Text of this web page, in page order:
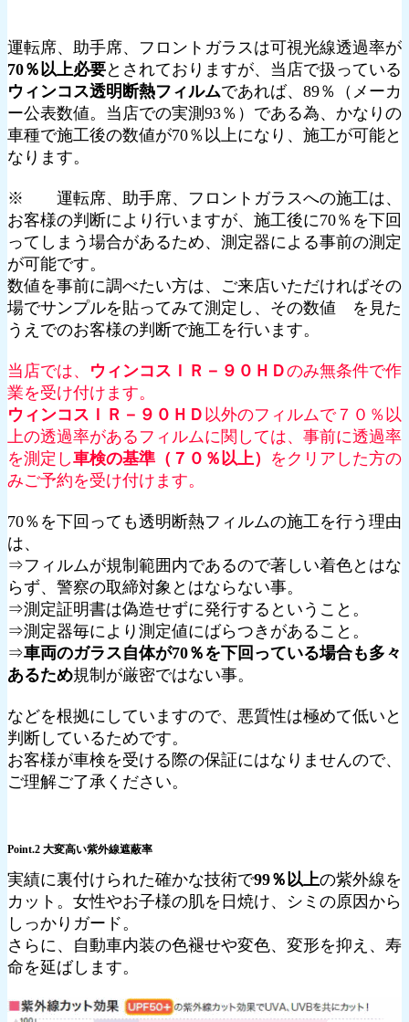
運転席、助手席、フロントガラスは可視光線透過率が
70％以上必要とされておりますが、当店で扱っている
ウィンコス透明断熱フィルムであれば、89％（メーカ
ー公表数値。当店での実測93％）である為、かなりの
車種で施工後の数値が70％以上になり、施工が可能と
なります。
※ 運転席、助手席、フロントガラスへの施工は、
お客様の判断により行いますが、施工後に70％を下回
ってしまう場合があるため、測定器による事前の測定
が可能です。
数値を事前に調べたい方は、ご来店いただければその
場でサンプルを貼ってみて測定し、その数値 を見た
うえでのお客様の判断で施工を行います。
当店では、 ウィンコスＩＲ－９０ＨＤのみ無条件で作
業を受け付けます。
ウィンコスＩＲ－９０ＨＤ 以外のフィルムで７０％以
上の透過率があるフィルムに関しては、事前に透過率
を測定し車検の基準（７０％以上） をクリアした方の
みご予約を受け付けます。
70％を下回っても透明断熱フィルムの施工を行う理由
は、
⇒フィルムが規制範囲内であるので著しい着色とはな
らず、警察の取締対象とはならない事。
⇒測定証明書は偽造せずに発行するということ。
⇒測定器毎により測定値にばらつきがあること。
⇒車両のガラス自体が70％を下回っている場合も多々
あるため規制が厳密ではない事。
などを根拠にしていますので、悪質性は極めて低いと
判断しているためです。
お客様が車検を受ける際の保証にはなりませんので、
ご理解ご了承ください。
Point.2 大変高い紫外線遮蔽率
実績に裏付けられた確かな技術で99％以上の紫外線を
カット。女性やお子様の肌を日焼け、シミの原因から
しっかりガード。
さらに、自動車内装の色褪せや変色、変形を抑え、寿
命を延ばします。